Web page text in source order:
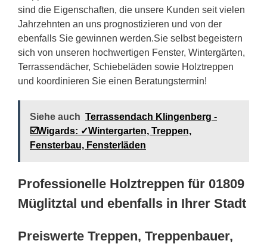
sind die Eigenschaften, die unsere Kunden seit vielen
Jahrzehnten an uns prognostizieren und von der
ebenfalls Sie gewinnen werden.Sie selbst begeistern
sich von unseren hochwertigen Fenster, Wintergärten,
Terrassendächer, Schiebeläden sowie Holztreppen
und koordinieren Sie einen Beratungstermin!
Siehe auch Terrassendach Klingenberg -
☑️Wigards: ✓Wintergarten, Treppen,
Fensterbau, Fensterläden
Professionelle Holztreppen für 01809
Müglitztal und ebenfalls in Ihrer Stadt
Preiswerte Treppen, Treppenbauer,